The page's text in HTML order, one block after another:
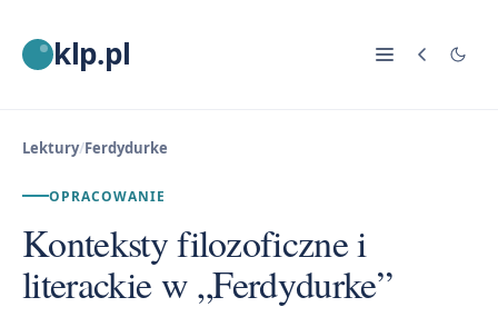
klp.pl
Lektury/Ferdydurke
OPRACOWANIE
Konteksty filozoficzne i
literackie w „Ferdydurke”